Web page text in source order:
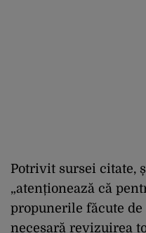
Potrivit sursei citate,
„atenționează că
propunerile făcute
necesară revizuirea